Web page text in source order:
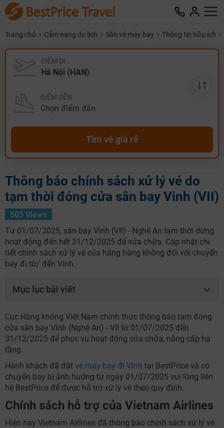
Trang chủ Cẩm nang du lịch Săn vé máy bay Thông tin hữu ích
ĐIỂM ĐI
ĐIỂM ĐẾN
Tìm vé giá rẻ
Thông báo chính sách xử lý vé do
tạm thời đóng cửa sân bay Vinh (VII)
503 Views
Từ 01/07/2025, sân bay Vinh (VII) - Nghệ An tạm thời dừng
hoạt động đến hết 31/12/2025 để sửa chữa. Cập nhật chi
tiết chính sách xử lý vé của hãng hàng không đối với chuyến
bay đi từ/ đến Vinh.
Mục lục bài viết
Cục Hàng không Việt Nam chính thức thông báo tạm đóng
cửa sân bay Vinh (Nghệ An) - VII từ 01/07/2025 đến
31/12/2025 để phục vụ hoạt động sửa chữa, nâng cấp hạ
tầng.
Hành khách đã đặt vé máy bay đi Vinh tại BestPrice và có
chuyến bay bị ảnh hưởng từ ngày 01/07/2025 vui lòng liên
hệ BestPrice để được hỗ trợ xử lý vé theo quy định.
Chính sách hỗ trợ của Vietnam Airlines
Hiện nay Vietnam Airlines đã thông báo chính sách xử lý vé
TƯ VẤN NGAY
TƯ VẤN NGAY
TƯ VẤN NGAY